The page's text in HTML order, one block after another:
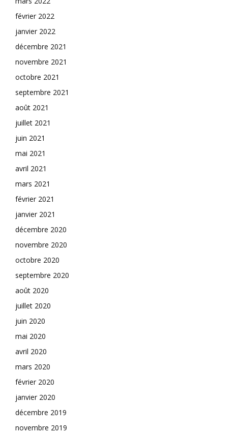
février 2022
janvier 2022
décembre 2021
novembre 2021
octobre 2021
septembre 2021
août 2021
juillet 2021
juin 2021
mai 2021
avril 2021
mars 2021
février 2021
janvier 2021
décembre 2020
novembre 2020
octobre 2020
septembre 2020
août 2020
juillet 2020
juin 2020
mai 2020
avril 2020
mars 2020
février 2020
janvier 2020
décembre 2019
novembre 2019